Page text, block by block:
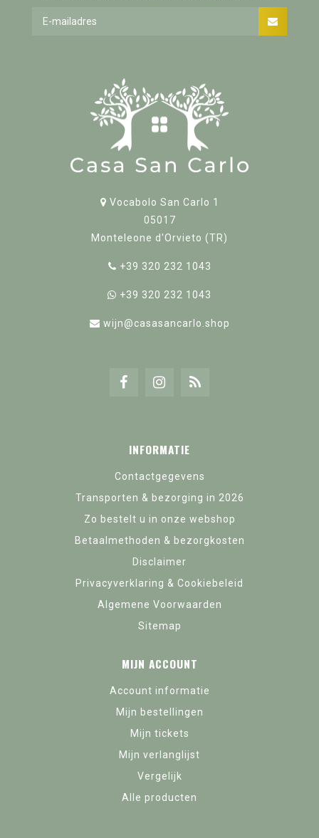
Vocabolo San Carlo 1
05017
Monteleone d'Orvieto (TR)
+39 320 232 1043
+39 320 232 1043
wijn@casasancarlo.shop
INFORMATIE
Contactgegevens
Transporten & bezorging in 2026
Zo bestelt u in onze webshop
Betaalmethoden & bezorgkosten
Disclaimer
Privacyverklaring & Cookiebeleid
Algemene Voorwaarden
Sitemap
MIJN ACCOUNT
Account informatie
Mijn bestellingen
Mijn tickets
Mijn verlanglijst
Vergelijk
Alle producten